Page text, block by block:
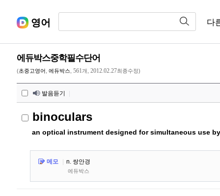
영어 다
에듀박스중학필수단어
(초중고영어 에듀박스 561개, 2012.02.27최종수정)
발음듣기
binoculars
an optical instrument designed for simultaneous use
메모 n. 쌍안경
에듀박스